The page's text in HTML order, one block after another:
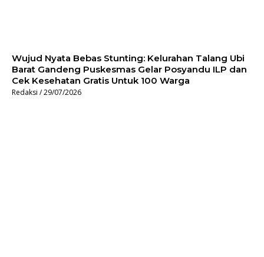
Wujud Nyata Bebas Stunting: Kelurahan Talang Ubi
Barat Gandeng Puskesmas Gelar Posyandu ILP dan
Cek Kesehatan Gratis Untuk 100 Warga
Redaksi 29/07/2026